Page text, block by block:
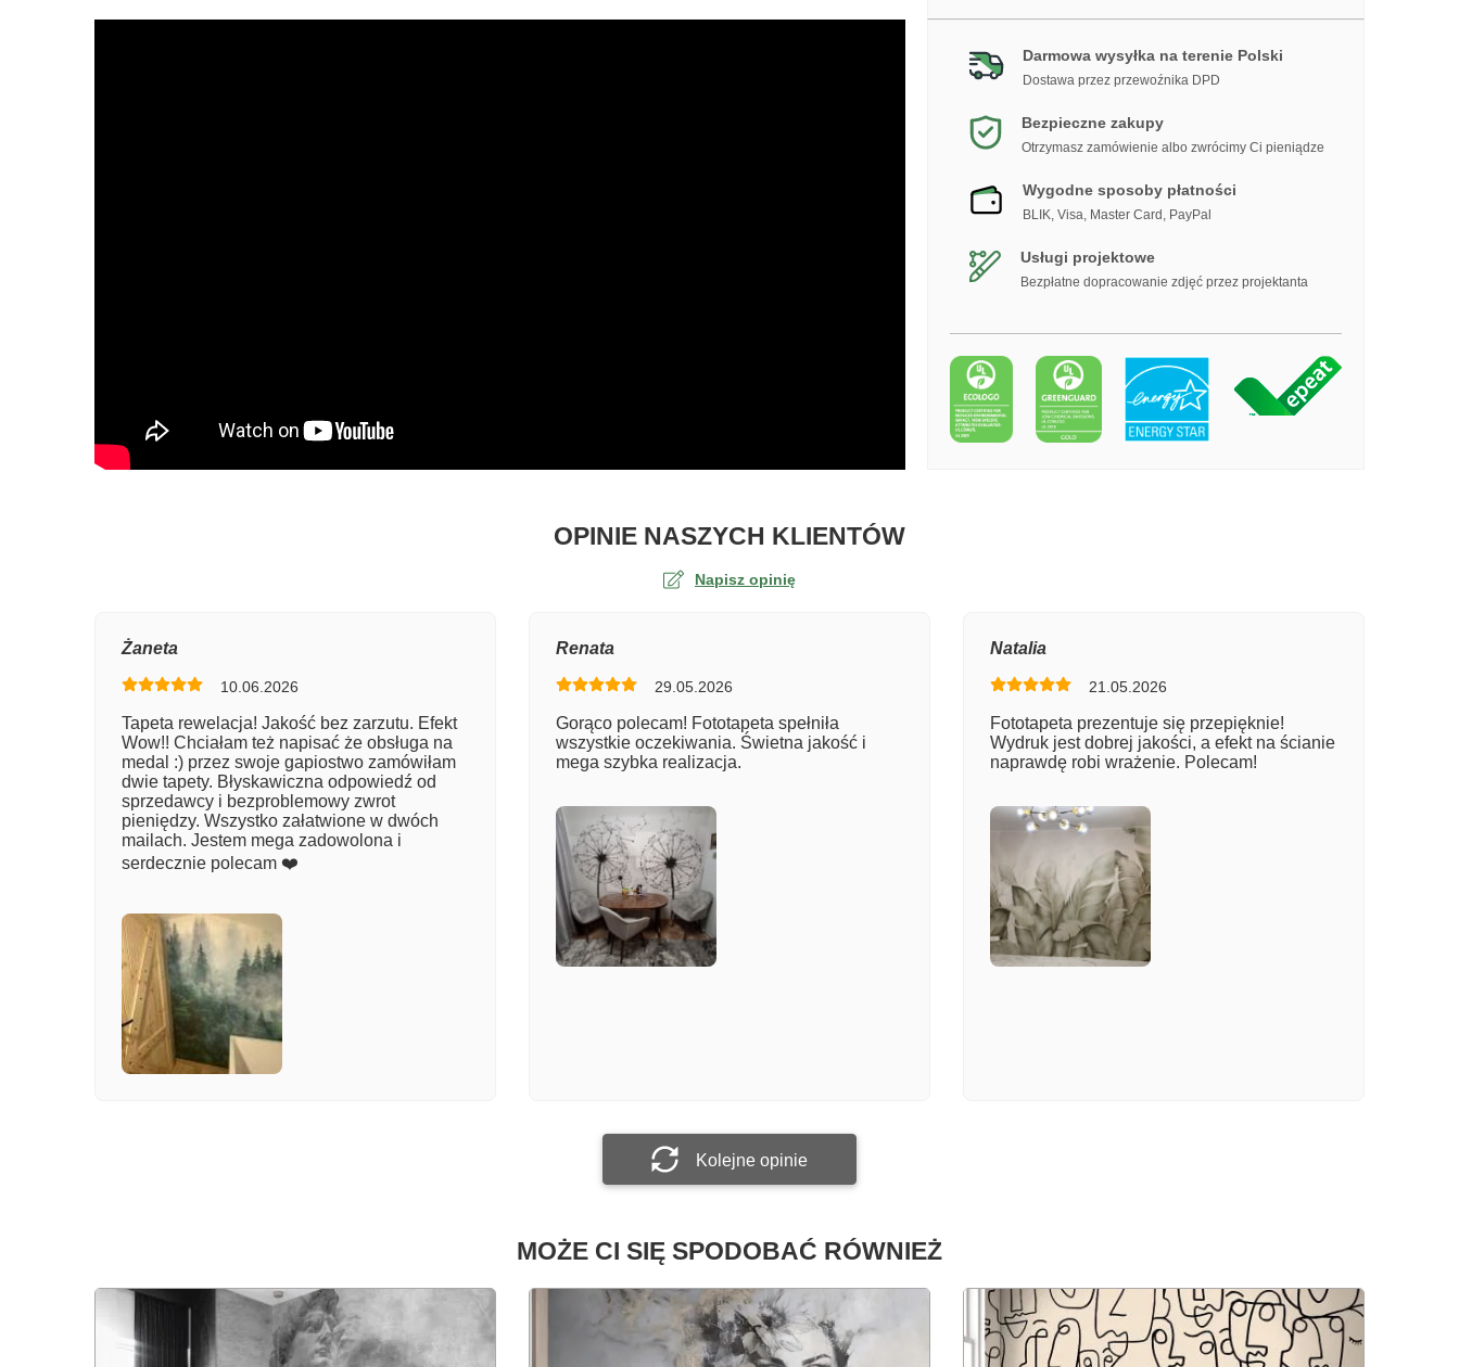
Darmowa wysyłka na terenie Polski
Dostawa przez przewoźnika DPD
Bezpieczne zakupy
Otrzymasz zamówienie albo zwrócimy Ci pieniądze
Wygodne sposoby płatności
BLIK, Visa, Master Card, PayPal
Usługi projektowe
Bezpłatne dopracowanie zdjęć przez projektanta
OPINIE NASZYCH KLIENTÓWO TAPECIE SYLWETKA NAGIEJ DZIEWCZYNY
Napisz opinię
Numer zamówienia
Załącz zdjęcie
Żaneta
10.06.2026
Tapeta rewelacja! Jakość bez zarzutu. Efekt
Wow!! Chciałam też napisać że obsługa na
medal :) przez swoje gapiostwo zamówiłam
dwie tapety. Błyskawiczna odpowiedź od
sprzedawcy i bezproblemowy zwrot
pieniędzy. Wszystko załatwione w dwóch
mailach. Jestem mega zadowolona i
serdecznie polecam ❤️
Renata
29.05.2026
Gorąco polecam! Fototapeta spełniła
wszystkie oczekiwania. Świetna jakość i
mega szybka realizacja.
Natalia
21.05.2026
Fototapeta prezentuje się przepięknie!
Wydruk jest dobrej jakości, a efekt na ścianie
naprawdę robi wrażenie. Polecam!
Kolejne opinie
MOŻE CI SIĘ SPODOBAĆ RÓWNIEŻ